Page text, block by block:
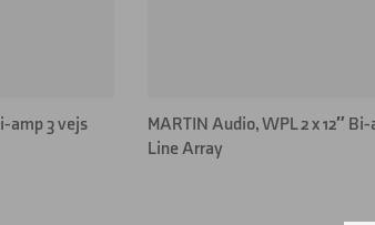
amp 3 vejs
MARTIN Audio, WPL 2 x 12″
Line Array